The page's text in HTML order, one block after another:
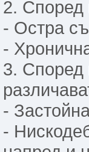
2. Според
- Остра
-
3. Според
-
-